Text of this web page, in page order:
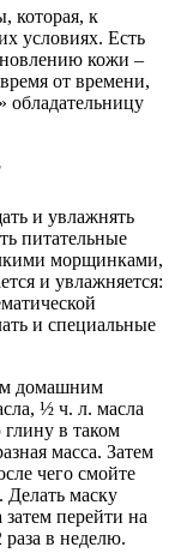
которая, к
условиях. Есть
кожи –
от времени,
обладательницу
и увлажнять
питательные
морщинками,
и увлажняется:
и специальные
домашним
½ ч. л. масла
в таком
масса. Затем
чего смойте
маску
перейти на
в неделю.